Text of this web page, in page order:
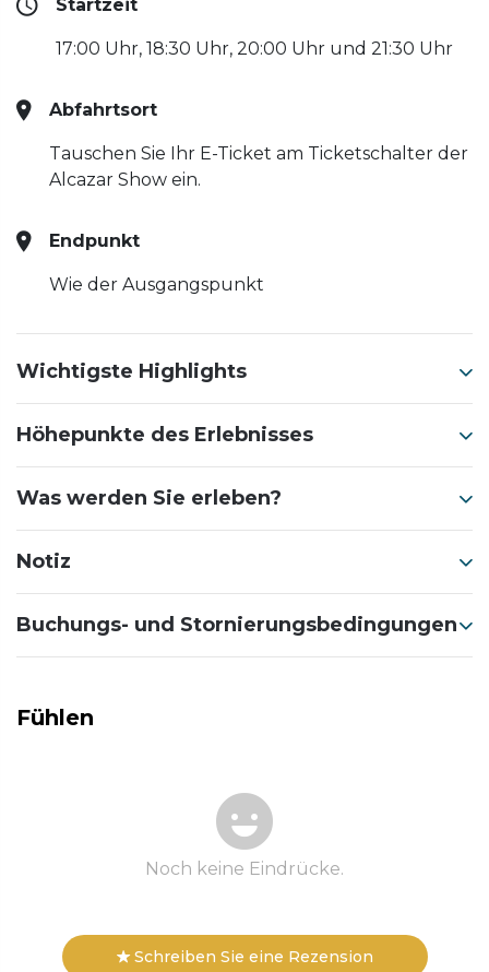
Startzeit
17:00 Uhr, 18:30 Uhr, 20:00 Uhr und 21:30 Uhr
Abfahrtsort
Tauschen Sie Ihr E-Ticket am Ticketschalter der
Alcazar Show ein.
Endpunkt
Wie der Ausgangspunkt
Wichtigste Highlights
Höhepunkte des Erlebnisses
Was werden Sie erleben?
Notiz
Buchungs- und Stornierungsbedingungen
Fühlen
Noch keine Eindrücke.
Schreiben Sie eine Rezension